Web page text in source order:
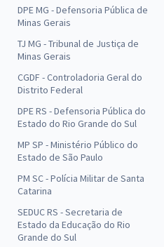
DPE MG - Defensoria Pública de
Minas Gerais
TJ MG - Tribunal de Justiça de
Minas Gerais
CGDF - Controladoria Geral do
Distrito Federal
DPE RS - Defensoria Pública do
Estado do Rio Grande do Sul
MP SP - Ministério Público do
Estado de São Paulo
PM SC - Polícia Militar de Santa
Catarina
SEDUC RS - Secretaria de
Estado da Educação do Rio
Grande do Sul